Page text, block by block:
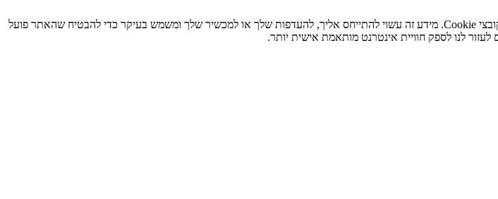
כאשר אתה מבקר באתר האינטרנט שלנו, אנו עשויים לאחסן או לאחזר מידע בדפדפן שלך, בעיקר בצורת קובצי Cookie. מידע זה עשוי להתייחס אליך, להעדפות שלך או למכשיר שלך ומשמש בעיקר כדי להבטיח שהאתר פועל
לנו לספק חוויית אינטרנט מותאמת אישית יותר.